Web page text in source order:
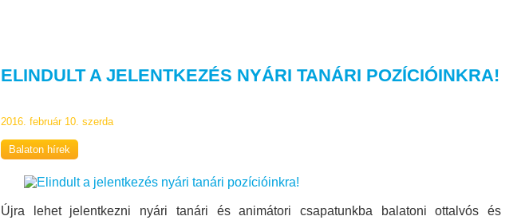
ELINDULT A JELENTKEZÉS NYÁRI TANÁRI POZÍCIÓINKRA!
2016. február 10. szerda
Balaton hírek
Újra lehet jelentkezni nyári tanári és animátori csapatunkba balatoni ottalvós és